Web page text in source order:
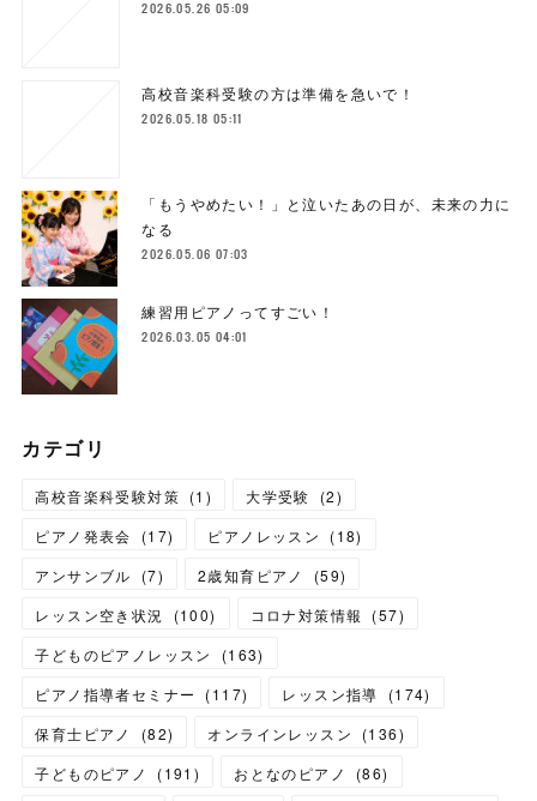
2026.05.26 05:09
高校音楽科受験の方は準備を急いで！
2026.05.18 05:11
「もうやめたい！」と泣いたあの日が、未来の力に
なる
2026.05.06 07:03
練習用ピアノってすごい！
2026.03.05 04:01
カテゴリ
高校音楽科受験対策 (1 ) 大学受験 (2)
ピアノ発表会
(17) ピアノレッスン (18)
アンサンブル
(7) 2歳知育ピアノ (59)
レッスン空き状況
(100) コロナ対策情報 (57)
子どものピアノレッスン
(163)
ピアノ指導者セミナー
(117) レッスン指導 (174)
保育士ピアノ
(82) オンラインレッスン (136)
子どものピアノ
(191 ) おとなのピアノ (86)